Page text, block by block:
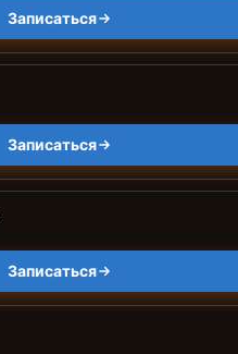
Записаться
Записаться
Записаться